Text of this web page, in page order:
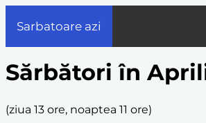
Sarbatoare azi
Sărbători în
(ziua 13 ore, noaptea 11 ore)